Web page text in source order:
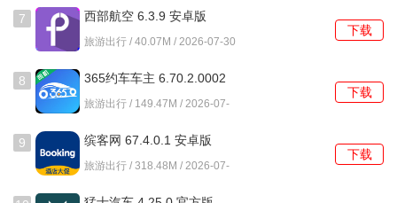
7 西部航空 6.3.9 安卓版
旅游出行 / 40.07M / 2026-07-30
下载
8
365约车车主 6.70.2.0002
安卓版
旅游出行 / 149.47M / 2026-07-
下载
9 缤客网 67.4.0.1 安卓版
旅游出行 / 318.48M / 2026-07-
下载